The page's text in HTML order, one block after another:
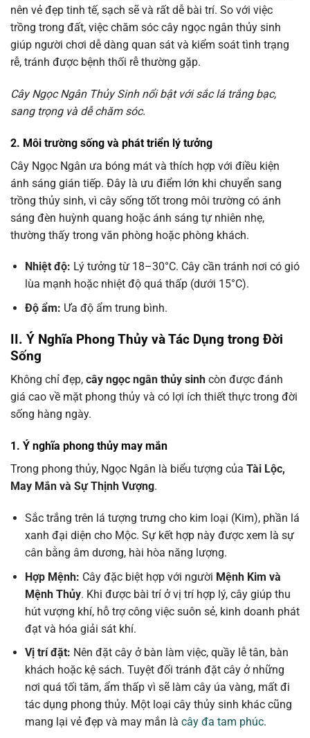
nên vẻ đẹp tinh tế, sạch sẽ và rất dễ bài trí. So với việc
trồng trong đất, việc chăm sóc cây ngọc ngân thủy sinh
giúp người chơi dễ dàng quan sát và kiểm soát tình trạng
rễ, tránh được bệnh thối rễ thường gặp.
Cây Ngọc Ngân Thủy Sinh nổi bật với sắc lá trắng bạc,
sang trọng và dễ chăm sóc.
2. Môi trường sống và phát triển lý tưởng
Cây Ngọc Ngân ưa bóng mát và thích hợp với điều kiện
ánh sáng gián tiếp. Đây là ưu điểm lớn khi chuyển sang
trồng thủy sinh, vì cây sống tốt trong môi trường có ánh
sáng đèn huỳnh quang hoặc ánh sáng tự nhiên nhẹ,
thường thấy trong văn phòng hoặc phòng khách.
Nhiệt độ: Lý tưởng từ 18–30°C. Cây cần tránh nơi có gió
lùa mạnh hoặc nhiệt độ quá thấp (dưới 15°C).
Độ ẩm: Ưa độ ẩm trung bình.
II. Ý Nghĩa Phong Thủy và Tác Dụng trong Đời
Sống
Không chỉ đẹp, cây ngọc ngân thủy sinh còn được đánh
giá cao về mặt phong thủy và có lợi ích thiết thực trong đời
sống hàng ngày.
1. Ý nghĩa phong thủy may mắn
Trong phong thủy, Ngọc Ngân là biểu tượng của Tài Lộc,
May Mắn và Sự Thịnh Vượng.
Sắc trắng trên lá tượng trưng cho kim loại (Kim), phần lá
xanh đại diện cho Mộc. Sự kết hợp này được xem là sự
cân bằng âm dương, hài hòa năng lượng.
Hợp Mệnh: Cây đặc biệt hợp với người Mệnh Kim và
Mệnh Thủy. Khi được bài trí ở vị trí hợp lý, cây giúp thu
hút vượng khí, hỗ trợ công việc suôn sẻ, kinh doanh phát
đạt và hóa giải sát khí.
Vị trí đặt: Nên đặt cây ở bàn làm việc, quầy lễ tân, bàn
khách hoặc kệ sách. Tuyệt đối tránh đặt cây ở những
nơi quá tối tăm, ẩm thấp vì sẽ làm cây úa vàng, mất đi
tác dụng phong thủy. Một loại cây thủy sinh khác cũng
mang lại vẻ đẹp và may mắn là cây đa tam phúc.